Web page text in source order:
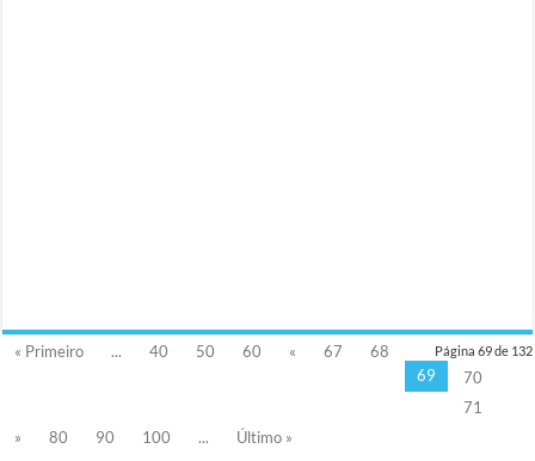
Página 69 de 132
« Primeiro ... 40 50 60 « 67
68
69
70
71
»
80 90 100 ... Último »